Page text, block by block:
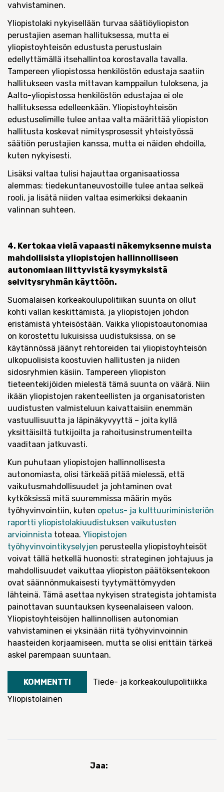
vahvistaminen.
Yliopistolaki nykyisellään turvaa säätiöyliopiston
perustajien aseman hallituksessa, mutta ei
yliopistoyhteisön edustusta perustuslain
edellyttämällä itsehallintoa korostavalla tavalla.
Tampereen yliopistossa henkilöstön edustaja saatiin
hallitukseen vasta mittavan kamppailun tuloksena, ja
Aalto-yliopistossa henkilöstön edustajaa ei ole
hallituksessa edelleenkään. Yliopistoyhteisön
edustuselimille tulee antaa valta määrittää yliopiston
hallitusta koskevat nimitysprosessit yhteistyössä
säätiön perustajien kanssa, mutta ei näiden ehdoilla,
kuten nykyisesti.
Lisäksi valtaa tulisi hajauttaa organisaatiossa
alemmas: tiedekuntaneuvostoille tulee antaa selkeä
rooli, ja lisätä niiden valtaa esimerkiksi dekaanin
valinnan suhteen.
4. Kertokaa vielä vapaasti näkemyksenne muista
mahdollisista yliopistojen hallinnolliseen
autonomiaan liittyvistä kysymyksistä
selvitysryhmän käyttöön.
Suomalaisen korkeakoulupolitiikan suunta on ollut
kohti vallan keskittämistä, ja yliopistojen johdon
eristämistä yhteisöstään. Vaikka yliopistoautonomiaa
on korostettu lukuisissa uudistuksissa, on se
käytännössä jäänyt rehtoreiden tai yliopistoyhteisön
ulkopuolisista koostuvien hallitusten ja niiden
sidosryhmien käsiin. Tampereen yliopiston
tieteentekijöiden mielestä tämä suunta on väärä. Niin
ikään yliopistojen rakenteellisten ja organisatoristen
uudistusten valmisteluun kaivattaisiin enemmän
vastuullisuutta ja läpinäkyvyyttä – joita kyllä
yksittäisiltä tutkijoilta ja rahoitusinstrumenteilta
vaaditaan jatkuvasti.
Kun puhutaan yliopistojen hallinnollisesta
autonomiasta, olisi tärkeää pitää mielessä, että
vaikutusmahdollisuudet ja johtaminen ovat
kytköksissä mitä suuremmissa määrin myös
työhyvinvointiin, kuten opetus- ja kulttuuriministeriön
raportti yliopistolakiuudistuksen vaikutusten
arvioinnista toteaa. Yliopistojen
työhyvinvointikyselyjen perusteella yliopistoyhteisöt
voivat tällä hetkellä huonosti: strateginen johtajuus ja
mahdollisuudet vaikuttaa yliopiston päätöksentekoon
ovat säännönmukaisesti tyytymättömyyden
lähteinä. Tämä asettaa nykyisen strategista johtamista
painottavan suuntauksen kyseenalaiseen valoon.
Yliopistoyhteisöjen hallinnollisen autonomian
vahvistaminen ei yksinään riitä työhyvinvoinnin
haasteiden korjaamiseen, mutta se olisi erittäin tärkeä
askel parempaan suuntaan.
KOMMENTTI
Tiede- ja korkeakoulupolitiikka
Yliopistolainen
Jaa: